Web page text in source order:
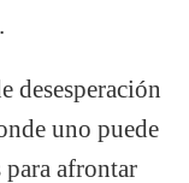
desesperación
uno puede
para afrontar